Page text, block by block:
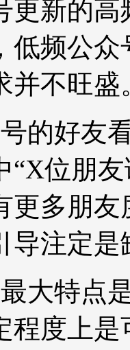
更新的
低频公
并不旺盛
的好友
“X位朋
更多朋
导注定是
大特点
程度上